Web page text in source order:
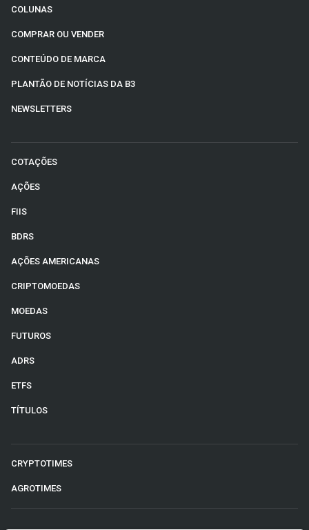
COLUNAS
COMPRAR OU VENDER
CONTEÚDO DE MARCA
PLANTÃO DE NOTÍCIAS DA B3
NEWSLETTERS
COTAÇÕES
AÇÕES
FIIS
BDRS
AÇÕES AMERICANAS
CRIPTOMOEDAS
MOEDAS
FUTUROS
ADRS
ETFS
TÍTULOS
CRYPTOTIMES
AGROTIMES